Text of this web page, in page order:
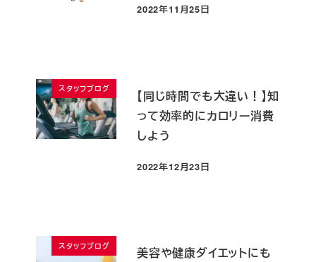
投稿日
2022年11月25日
スタッフブログ
【同じ時間でも大違い！】知
って効率的にカロリー消費
しよう
投稿日
2022年12月23日
スタッフブログ
美容や健康ダイエットにも